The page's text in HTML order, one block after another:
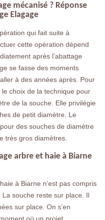
mécanisé ? Réponse
Elagage
qui fait suite à
cette opération dépend
après l’abattage
se fasse des moments
à des années après. Pour
le choix de la technique pour
de la souche. Elle privilégie
de petit diamètre. Le
des souches de diamètre
très gros diamètres.
arbre et haie à Biarne
à Biarne n’est pas compris
La souche reste sur place. Il
sur place. On s’en
où un projet